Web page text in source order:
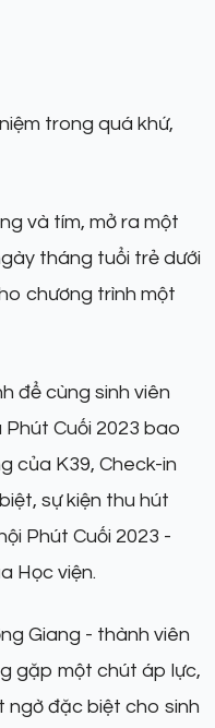
trong quá khứ,
và tím, mở ra một
tháng tuổi trẻ dưới
chương trình một
để cùng sinh viên
Cuối 2023 bao
của K39, Check-in
sự kiện thu hút
Phút Cuối 2023 -
Học viện.
Giang - thành viên
gặp một chút áp lực,
ngờ đặc biệt cho sinh